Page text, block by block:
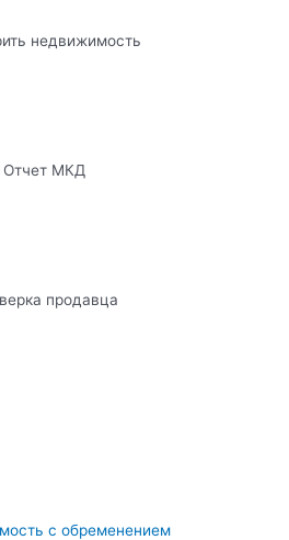
недвижимость
Отчет МКД
продавца
с обременением